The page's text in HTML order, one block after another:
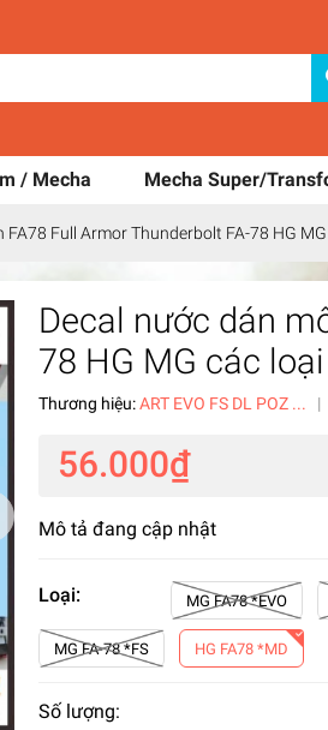
/ Mecha Mecha Super/
FA78 Full Armor Thunderbolt FA-78 HG
Decal nước dán
78 HG MG các
Thương hiệu:ART EVO FS DL POZ ... |
56.000₫
Mô tả đang cập nhật
Loại: MG FA78 *EVO
MG FA-78 *FS HG FA78 *MD
Số lượng: